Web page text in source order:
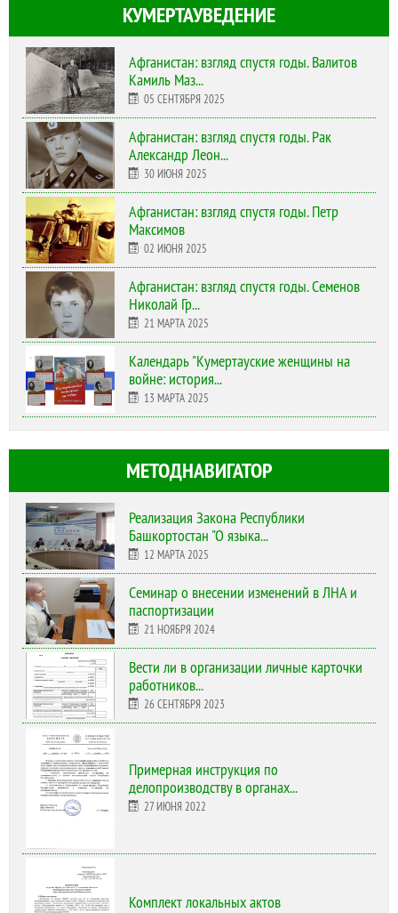
КУМЕРТАУВЕДЕНИЕ
Афганистан: взгляд спустя годы. Валитов
Камиль Маз...
05 СЕНТЯБРЯ 2025
Афганистан: взгляд спустя годы. Рак
Александр Леон...
30 ИЮНЯ 2025
Афганистан: взгляд спустя годы. Петр
Максимов
02 ИЮНЯ 2025
Афганистан: взгляд спустя годы. Семенов
Николай Гр...
21 МАРТА 2025
Календарь "Кумертауские женщины на
войне: история...
13 МАРТА 2025
МЕТОДНАВИГАТОР
Реализация Закона Республики
Башкортостан "О языка...
12 МАРТА 2025
Cеминар о внесении изменений в ЛНА и
паспортизации
21 НОЯБРЯ 2024
Вести ли в организации личные карточки
работников...
26 СЕНТЯБРЯ 2023
Примерная инструкция по
делопроизводству в органах...
27 ИЮНЯ 2022
Комплект локальных актов